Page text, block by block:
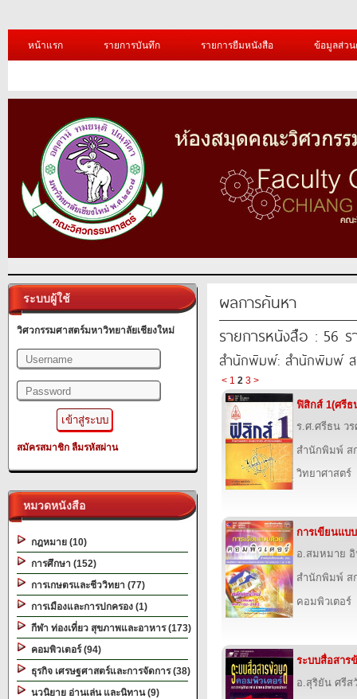
หน้าแรก รายการบันทึก รายการยืมหนังสือ ข้อมูลส่ว
ระบบผู้ใช้
วิศวกรรมศาสตร์มหาวิทยาลัยเชียงใหม่
สมัครสมาชิก ลืมรหัสผ่าน
หมวดหนังสือ
กฎหมาย (10)
การศึกษา (152)
การเกษตรและชีววิทยา (77)
การเมืองและการปกครอง (1)
กีฬา ท่องเที่ยว สุขภาพและอาหาร (173)
คอมพิวเตอร์ (94)
ธุรกิจ เศรษฐศาสตร์และการจัดการ (38)
นวนิยาย อ่านเล่น และนิทาน (9)
ผลการค้นหา
รายการหนังสือ : 56 ร
สำนักพิมพ์: สำนักพิมพ์ ส
< 1 2 3 >
ฟิสิกส์ 1(ศรีธ
ร.ศ.ศรีธน ว
สำนักพิมพ์ ส
วิทยาศาสตร์
การเขียนแบ
อ.สมหมาย
สำนักพิมพ์ ส
คอมพิวเตอร์
ระบบสื่อสาร
อ.สุริยัน ศรีส